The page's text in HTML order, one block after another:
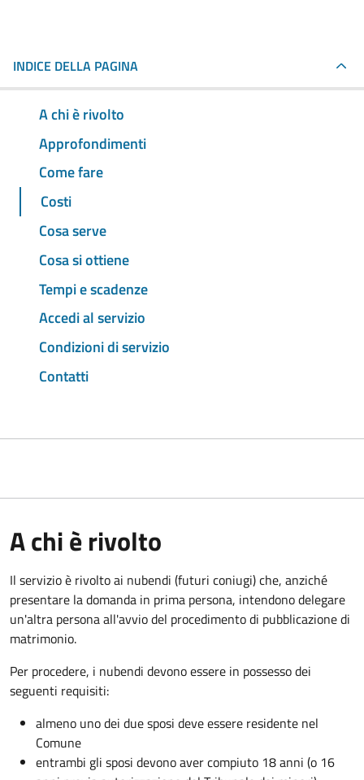
INDICE DELLA PAGINA
A chi è rivolto
Approfondimenti
Come fare
Costi
Cosa serve
Cosa si ottiene
Tempi e scadenze
Accedi al servizio
Condizioni di servizio
Contatti
A chi è rivolto
Il servizio è rivolto ai nubendi (futuri coniugi) che, anziché
presentare la domanda in prima persona, intendono delegare
un'altra persona all'avvio del procedimento di pubblicazione di
matrimonio.
Per procedere, i nubendi devono essere in possesso dei
seguenti requisiti:
almeno uno dei due sposi deve essere residente nel
Comune
entrambi gli sposi devono aver compiuto 18 anni (o 16